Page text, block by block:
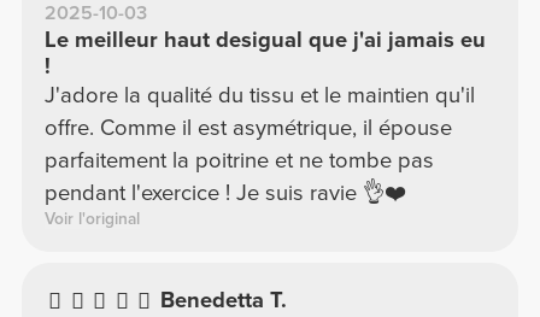
2025-10-03
Le meilleur haut desigual que j'ai jamais eu
!
J'adore la qualité du tissu et le maintien qu'il
offre. Comme il est asymétrique, il épouse
parfaitement la poitrine et ne tombe pas
pendant l'exercice ! Je suis ravie 👌❤️
Voir l'original
Benedetta T.